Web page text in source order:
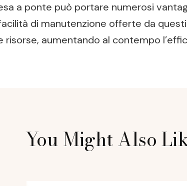
a ponte può portare numerosi
di manutenzione offerte da
aumentando al contempo
You Might Also